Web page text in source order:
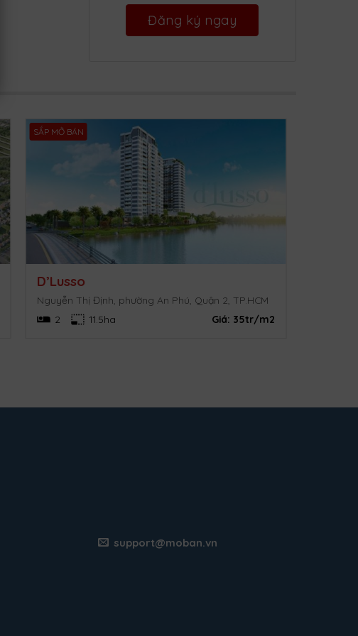
SẮP MỞ BÁN
D’Lusso
Nguyễn Thị Định, phường An Phú, Quận 2, TP.HCM
2
11.5ha Giá: 35tr/m2
support@moban.vn